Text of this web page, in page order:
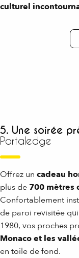
culturel
5. Une soirée
Portaledge
Offrez un cadeau
plus de 700 mètres
Confortablement
de paroi revisitée
1980, vos proches
Monaco et les
en toile de fond.